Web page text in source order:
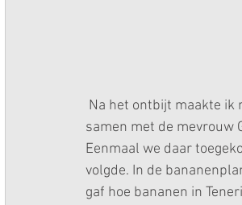
Na het ontbijt maakte ik
samen met de mevrouw
Eenmaal we daar
volgde. In de
gaf hoe bananen in